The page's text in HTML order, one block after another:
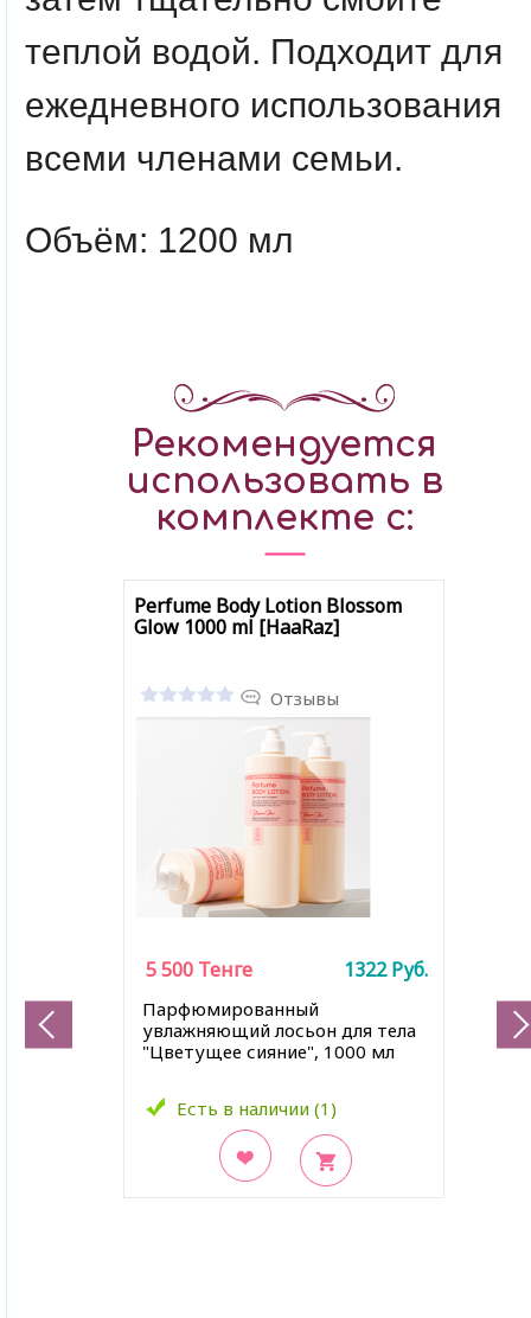
теплой водой. Подходит для
ежедневного использования
всеми членами семьи.
Объём: 1200 мл
Рекомендуется
использовать в
комплекте с:
Perfume Body Lotion Blossom
Glow 1000 ml [HaaRaz]
Отзывы
Парфюмированный
увлажняющий лосьон для тела
"Цветущее сияние", 1000 мл
Есть в наличии (1)
5 500 Тенге 1322Руб.